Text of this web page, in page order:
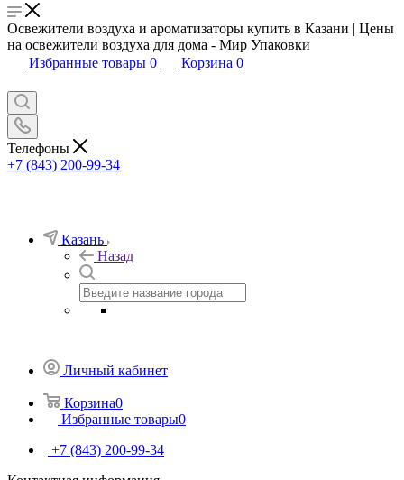
Освежители воздуха и ароматизаторы купить в Казани | Цены
на освежители воздуха для дома - Мир Упаковки
Избранные товары 0 Корзина 0
Телефоны
+7 (843) 200-99-34
Казань
Назад
Личный кабинет
Корзина0
Избранные товары0
+7 (843) 200-99-34